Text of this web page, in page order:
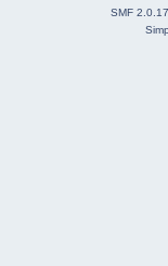
SMF 2.0.17